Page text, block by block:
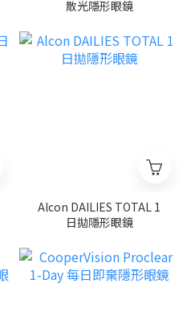
散光隱形眼鏡
Alcon DAILIES TOTAL 1
日拋隱形眼鏡